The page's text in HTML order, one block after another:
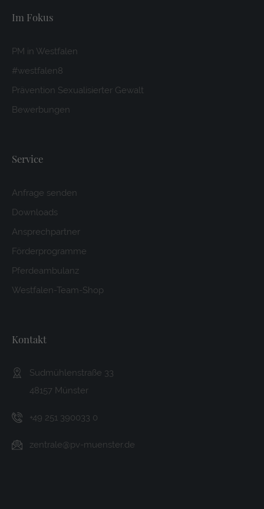
Im Fokus
PM in Westfalen
#westfalen8
Prävention Sexualisierter Gewalt
Bewerbungen
Service
Anfrage senden
Downloads
Ansprechpartner
Förderprogramme
Pferdeambulanz
Westfalen-Team-Shop
Kontakt
Sudmühlenstraße 33
48157 Münster
+49 251 390033 0
zentrale@pv-muenster.de